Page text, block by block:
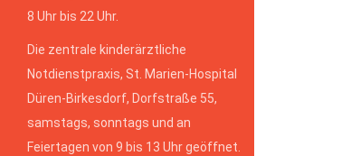
8 Uhr bis 22 Uhr.
Die zentrale kinderärztliche
Notdienstpraxis, St. Marien-Hospital
Düren-Birkesdorf, Dorfstraße 55,
samstags, sonntags und an
Feiertagen von 9 bis 13 Uhr geöffnet.